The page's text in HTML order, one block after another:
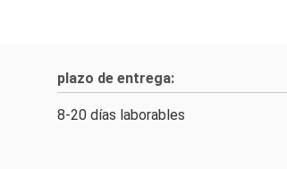
plazo de entrega:
8-20 días laborables